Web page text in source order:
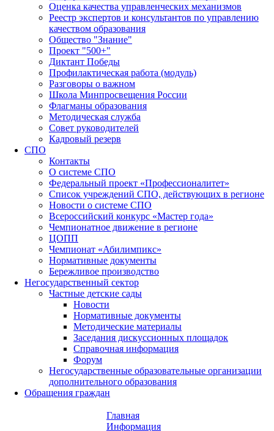
Оценка качества управленческих механизмов
Реестр экспертов и консультантов по управлению
качеством образования
Общество "Знание"
Проект "500+"
Диктант Победы
Профилактическая работа (модуль)
Разговоры о важном
Школа Минпросвещения России
Флагманы образования
Методическая служба
Совет руководителей
Кадровый резерв
СПО
Контакты
О системе СПО
Федеральный проект «Профессионалитет»
Список учреждений СПО, действующих в регионе
Новости о системе СПО
Всероссийский конкурс «Мастер года»
Чемпионатное движение в регионе
ЦОПП
Чемпионат «Абилимпикс»
Нормативные документы
Бережливое производство
Негосударственный сектор
Частные детские сады
Новости
Нормативные документы
Методические материалы
Заседания дискуссионных площадок
Справочная информация
Форум
Негосударственные образовательные организации
дополнительного образования
Обращения граждан
Главная
Информация